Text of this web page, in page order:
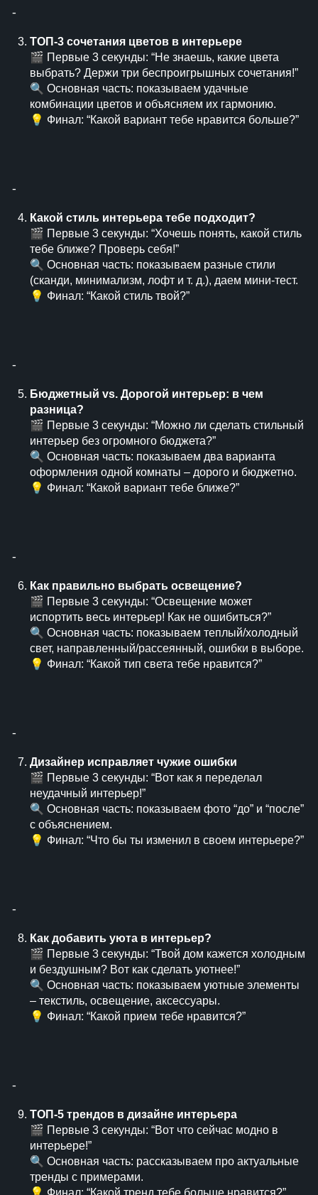
⁃
ТОП-3 сочетания цветов в интерьере
🎬 Первые 3 секунды: “Не знаешь, какие цвета
выбрать? Держи три беспроигрышных сочетания!”
🔍 Основная часть: показываем удачные
комбинации цветов и объясняем их гармонию.
💡 Финал: “Какой вариант тебе нравится больше?”
⁃
Какой стиль интерьера тебе подходит?
🎬 Первые 3 секунды: “Хочешь понять, какой стиль
тебе ближе? Проверь себя!”
🔍 Основная часть: показываем разные стили
(сканди, минимализм, лофт и т. д.), даем мини-тест.
💡 Финал: “Какой стиль твой?”
⁃
Бюджетный vs. Дорогой интерьер: в чем
разница?
🎬 Первые 3 секунды: “Можно ли сделать стильный
интерьер без огромного бюджета?”
🔍 Основная часть: показываем два варианта
оформления одной комнаты – дорого и бюджетно.
💡 Финал: “Какой вариант тебе ближе?”
⁃
Как правильно выбрать освещение?
🎬 Первые 3 секунды: “Освещение может
испортить весь интерьер! Как не ошибиться?”
🔍 Основная часть: показываем теплый/холодный
свет, направленный/рассеянный, ошибки в выборе.
💡 Финал: “Какой тип света тебе нравится?”
⁃
Дизайнер исправляет чужие ошибки
🎬 Первые 3 секунды: “Вот как я переделал
неудачный интерьер!”
🔍 Основная часть: показываем фото “до” и “после”
с объяснением.
💡 Финал: “Что бы ты изменил в своем интерьере?”
⁃
Как добавить уюта в интерьер?
🎬 Первые 3 секунды: “Твой дом кажется холодным
и бездушным? Вот как сделать уютнее!”
🔍 Основная часть: показываем уютные элементы
– текстиль, освещение, аксессуары.
💡 Финал: “Какой прием тебе нравится?”
⁃
ТОП-5 трендов в дизайне интерьера
🎬 Первые 3 секунды: “Вот что сейчас модно в
интерьере!”
🔍 Основная часть: рассказываем про актуальные
тренды с примерами.
💡 Финал: “Какой тренд тебе больше нравится?”